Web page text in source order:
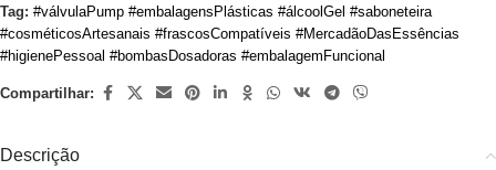
Tag: #válvulaPump #embalagensPlásticas #álcoolGel #saboneteira
#cosméticosArtesanais #frascosCompatíveis #MercadãoDasEssências
#higienePessoal #bombasDosadoras #embalagemFuncional
Compartilhar:
Descrição